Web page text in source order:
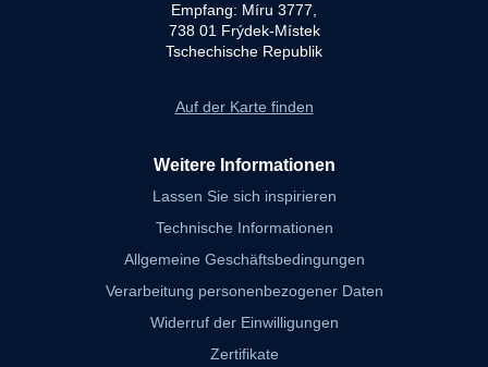
Empfang: Míru 3777,
738 01 Frýdek-Místek
Tschechische Republik
Auf der Karte finden
Weitere Informationen
Lassen Sie sich inspirieren
Technische Informationen
Allgemeine Geschäftsbedingungen
Verarbeitung personenbezogener Daten
Widerruf der Einwilligungen
Zertifikate